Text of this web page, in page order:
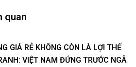
quan
GIÁ RẺ KHÔNG CÒN LÀ LỢI THẾ
VIỆT NAM ĐỨNG TRƯỚC NGÃ